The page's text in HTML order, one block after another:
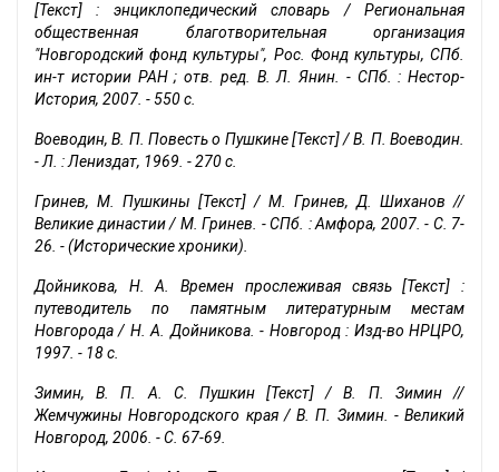
[Текст] : энциклопедический словарь / Региональная
общественная благотворительная организация
"Новгородский фонд культуры", Рос. Фонд культуры, СПб.
ин-т истории РАН ; отв. ред. В. Л. Янин. - СПб. : Нестор-
История, 2007. - 550 с.
Воеводин, В. П. Повесть о Пушкине [Текст] / В. П. Воеводин.
- Л. : Лениздат, 1969. - 270 с.
Гринев, М. Пушкины [Текст] / М. Гринев, Д. Шиханов //
Великие династии / М. Гринев. - СПб. : Амфора, 2007. - С. 7-
26. - (Исторические хроники).
Дойникова, Н. А. Времен прослеживая связь [Текст] :
путеводитель по памятным литературным местам
Новгорода / Н. А. Дойникова. - Новгород : Изд-во НРЦРО,
1997. - 18 с.
Зимин, В. П. А. С. Пушкин [Текст] / В. П. Зимин //
Жемчужины Новгородского края / В. П. Зимин. - Великий
Новгород, 2006. - С. 67-69.